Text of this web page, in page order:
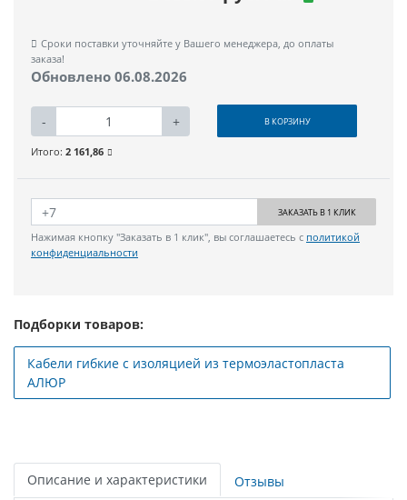
Сроки поставки уточняйте у Вашего менеджера, до оплаты
заказа!
Обновлено 06.08.2026
- + В КОРЗИНУ
Итого: 2 161,86
ЗАКАЗАТЬ В 1 КЛИК
Нажимая кнопку "Заказать в 1 клик", вы соглашаетесь с политикой
конфиденциальности
Подборки товаров:
Кабели гибкие с изоляцией из термоэластопласта
АЛЮР
Описание и характеристики
Отзывы